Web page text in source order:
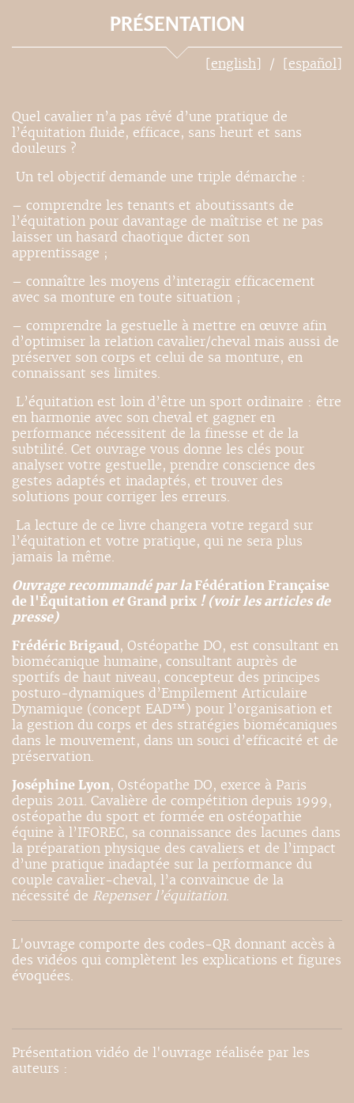
PRÉSENTATION
[english] [español]
Quel cavalier n’a pas rêvé d’une pratique de
l’équitation fluide, efficace, sans heurt et sans
douleurs ?
Un tel objectif demande une triple démarche :
– comprendre les tenants et aboutissants de
l’équitation pour davantage de maîtrise et ne pas
laisser un hasard chaotique dicter son
apprentissage ;
– connaître les moyens d’interagir efficacement
avec sa monture en toute situation ;
– comprendre la gestuelle à mettre en œuvre afin
d’optimiser la relation cavalier/cheval mais aussi de
préserver son corps et celui de sa monture, en
connaissant ses limites.
L’équitation est loin d’être un sport ordinaire : être
en harmonie avec son cheval et gagner en
performance nécessitent de la finesse et de la
subtilité. Cet ouvrage vous donne les clés pour
analyser votre gestuelle, prendre conscience des
gestes adaptés et inadaptés, et trouver des
solutions pour corriger les erreurs.
La lecture de ce livre changera votre regard sur
l’équitation et votre pratique, qui ne sera plus
jamais la même.
Ouvrage recommandé par laFédération Française
de l'Équitation etGrand prix ! (voir les articles de
presse)
Frédéric Brigaud, Ostéopathe DO, est consultant en
biomécanique humaine, consultant auprès de
sportifs de haut niveau, concepteur des principes
posturo-dynamiques d’Empilement Articulaire
Dynamique (concept EAD™) pour l’organisation et
la gestion du corps et des stratégies biomécaniques
dans le mouvement, dans un souci d’efficacité et de
préservation.
Joséphine Lyon, Ostéopathe DO, exerce à Paris
depuis 2011. Cavalière de compétition depuis 1999,
ostéopathe du sport et formée en ostéopathie
équine à l’IFOREC, sa connaissance des lacunes dans
la préparation physique des cavaliers et de l’impact
d’une pratique inadaptée sur la performance du
couple cavalier-cheval, l’a convaincue de la
nécessité de Repenser l’équitation.
L'ouvrage comporte des codes-QR donnant accès à
des vidéos qui complètent les explications et figures
évoquées.
Présentation vidéo de l'ouvrage réalisée par les
auteurs :